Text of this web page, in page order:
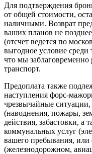
Для подтверждения
от общей стоимости,
наличными. Возврат
ваших планов не
(отсчет ведется по
выгодное условие среди
что мы заблаговременно
транспорт.
Предоплата также
наступления форс-
чрезвычайные
(наводнения, пожары,
действия, забастовки, а
коммунальных услуг
вашего пребывания, или
(железнодорожном,